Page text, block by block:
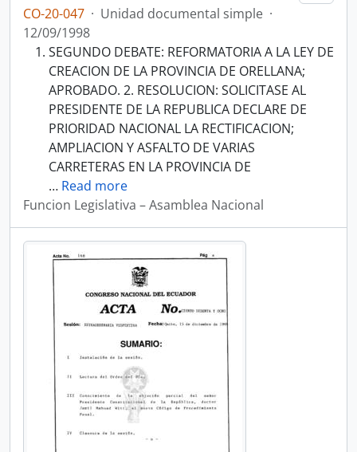
CO-20-047 · Unidad documental simple ·
12/09/1998
SEGUNDO DEBATE: REFORMATORIA A LA LEY DE
CREACION DE LA PROVINCIA DE ORELLANA;
APROBADO. 2. RESOLUCION: SOLICITASE AL
PRESIDENTE DE LA REPUBLICA DECLARE DE
PRIORIDAD NACIONAL LA RECTIFICACION;
AMPLIACION Y ASFALTO DE VARIAS
CARRETERAS EN LA PROVINCIA DE
… Read more
Funcion Legislativa – Asamblea Nacional